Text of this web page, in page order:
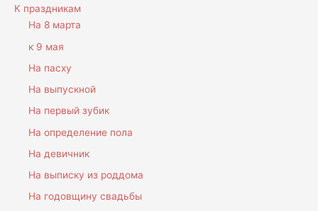
К праздникам
На 8 марта
к 9 мая
На пасху
На выпускной
На первый зубик
На определение пола
На девичник
На выписку из роддома
На годовщину свадьбы